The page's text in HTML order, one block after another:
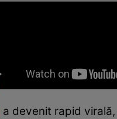
a devenit rapid